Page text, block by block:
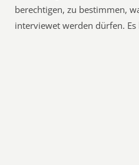
berechtigen, zu bestimmen,
interviewet werden dürfen.